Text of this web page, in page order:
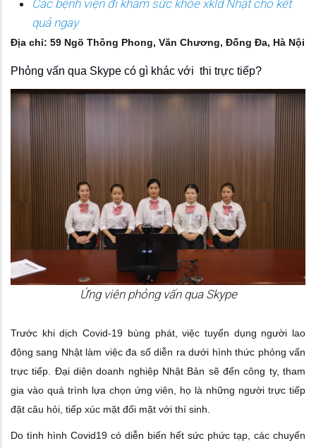
Các bệnh viện đi khám sức khỏe xkld Nhật cho kết
quả ngay
Địa chỉ: 59 Ngõ Thông Phong, Văn Chương, Đống Đa, Hà Nội
Phỏng vấn qua Skype có gì khác với thi trực tiếp?
Ứng viên phỏng vấn qua Skype
Trước khi dịch Covid-19 bùng phát, việc tuyển dụng người lao
động sang Nhật làm việc đa số diễn ra dưới hình thức phỏng vấn
trực tiếp. Đại diện doanh nghiệp Nhật Bản sẽ đến công ty, tham
gia vào quá trình lựa chọn ứng viên, họ là những người trực tiếp
đặt câu hỏi, tiếp xúc mặt đối mặt với thí sinh.
Do tình hình Covid19 có diễn biến hết sức phức tạp, các chuyến